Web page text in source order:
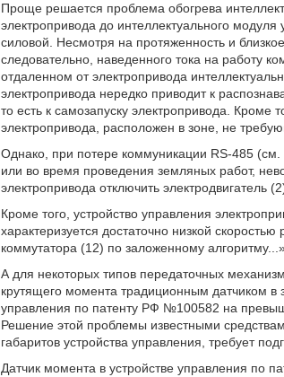
Проще решается проблема обогрева
электропривода до интеллектуального
силовой. Несмотря на протяженность и
следовательно, наведенного тока на работу
отдаленном от электропривода
электропривода нередко приводит к
то есть к самозапуску электропривода.
электропривода, расположен в зоне, не
Однако, при потере коммуникации RS-485
или во время проведения земляных работ,
электропривода отключить электродвигатель
Кроме того, устройство управления
характеризуется достаточно низкой
коммутатора (12) по заложенному
А для некоторых типов передаточных
крутящего момента традиционным датчиком в
управления по патенту РФ №100582 на
Решение этой проблемы известными
габаритов устройства управления, требует
Датчик момента в устройстве управления по